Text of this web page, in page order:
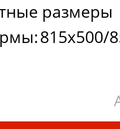
размеры
815х500/
кг: